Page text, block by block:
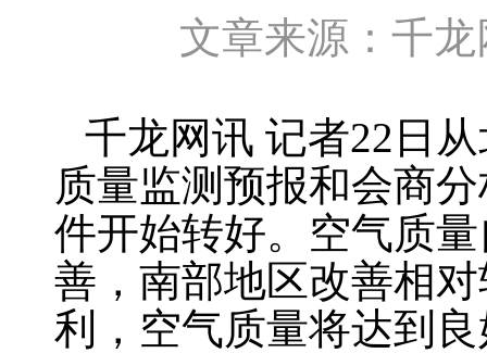
文章来源：
千龙网讯 记者22 日
质量监测预报和会商
件开始转好。空气质
善，南部地区改善相
利，空气质量将达到